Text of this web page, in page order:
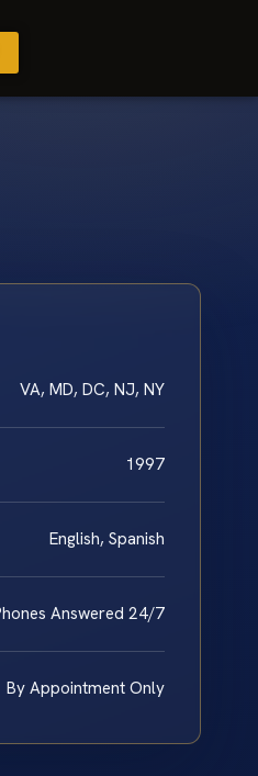
VA, MD, DC, NJ, NY
1997
English, Spanish
Answered 24/7
By Appointment Only